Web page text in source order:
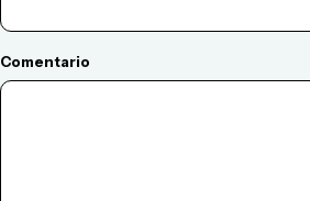
Comentario